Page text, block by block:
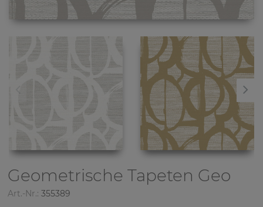
Geometrische Tapeten Geo
Art.-Nr.: 355389